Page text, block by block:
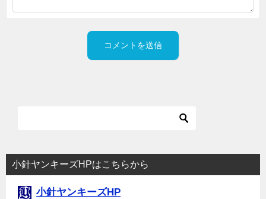
小針ヤンキーズHPはこちらから
小針ヤンキーズHP